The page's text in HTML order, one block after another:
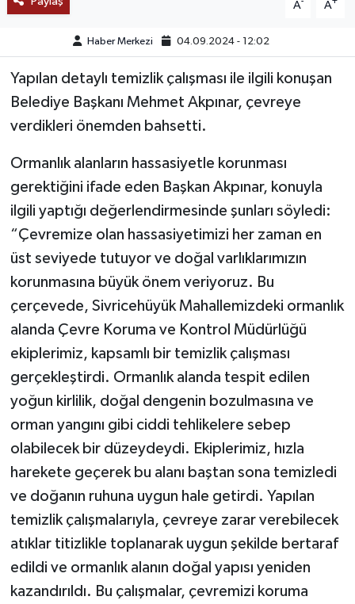
A A
Haber Merkezi 04.09.2024 - 12:02
Yapılan detaylı temizlik çalışması ile ilgili konuşan
Belediye Başkanı Mehmet Akpınar, çevreye
verdikleri önemden bahsetti.
Ormanlık alanların hassasiyetle korunması
gerektiğini ifade eden Başkan Akpınar, konuyla
ilgili yaptığı değerlendirmesinde şunları söyledi:
“Çevremize olan hassasiyetimizi her zaman en
üst seviyede tutuyor ve doğal varlıklarımızın
korunmasına büyük önem veriyoruz. Bu
çerçevede, Sivricehüyük Mahallemizdeki ormanlık
alanda Çevre Koruma ve Kontrol Müdürlüğü
ekiplerimiz, kapsamlı bir temizlik çalışması
gerçekleştirdi. Ormanlık alanda tespit edilen
yoğun kirlilik, doğal dengenin bozulmasına ve
orman yangını gibi ciddi tehlikelere sebep
olabilecek bir düzeydeydi. Ekiplerimiz, hızla
harekete geçerek bu alanı baştan sona temizledi
ve doğanın ruhuna uygun hale getirdi. Yapılan
temizlik çalışmalarıyla, çevreye zarar verebilecek
atıklar titizlikle toplanarak uygun şekilde bertaraf
edildi ve ormanlık alanın doğal yapısı yeniden
kazandırıldı. Bu çalışmalar, çevremizi koruma
DÜNYA
TREND
OTOMOTİV
TEKNOLOJİ
YAŞAM
KÜLTÜR SANAT